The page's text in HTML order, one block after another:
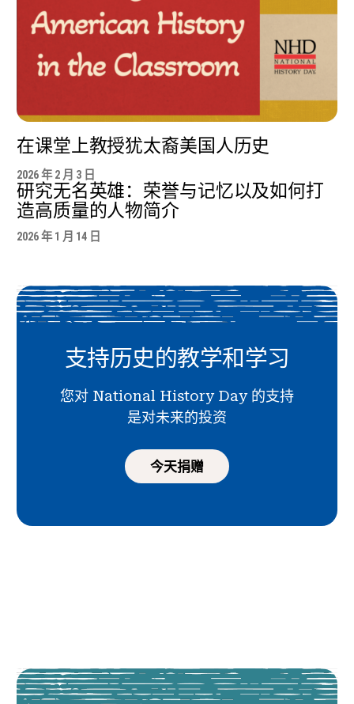
在课堂上教授犹太裔美国人历史
2026 年 2 月 3 日
研究无名英雄：荣誉与记忆以及如何打
造高质量的人物简介
2026 年 1 月 14 日
支持历史的教学和学习
您对 National History Day 的支持
是对未来的投资
今天捐赠